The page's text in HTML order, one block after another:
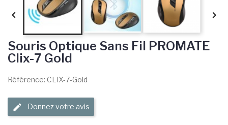
 
Souris Optique Sans Fil PROMATE
Clix-7 Gold
Référence: CLIX-7-Gold
Donnez votre avis